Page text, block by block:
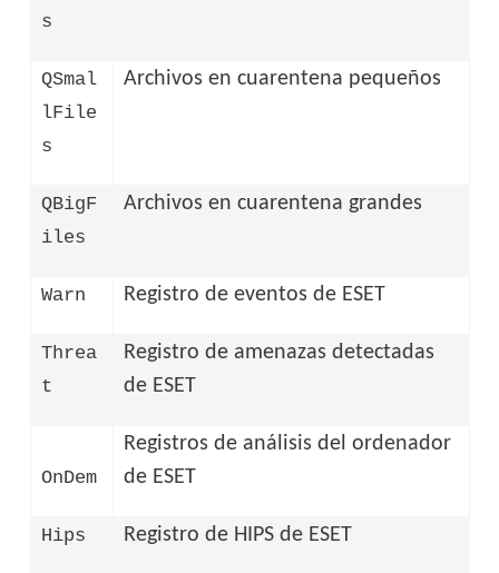
s
QSmal
lFile
s
Archivos en cuarentena pequeños
QBigF
iles
Archivos en cuarentena grandes
Warn Registro de eventos de ESET
Threa
t
Registro de amenazas detectadas
de ESET
OnDem
Registros de análisis del ordenador
de ESET
Hips Registro de HIPS de ESET